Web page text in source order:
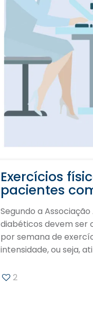
Exercícios
pacientes
Segundo a
diabéticos devem ser
por semana de
intensidade, ou seja,
2